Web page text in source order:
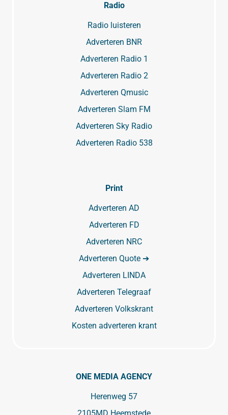
Radio
Radio luisteren
Adverteren BNR
Adverteren Radio 1
Adverteren Radio 2
Adverteren Qmusic
Adverteren Slam FM
Adverteren Sky Radio
Adverteren Radio 538
Print
Adverteren AD
Adverteren FD
Adverteren NRC
Adverteren Quote ➔
Adverteren LINDA
Adverteren Telegraaf
Adverteren Volkskrant
Kosten adverteren krant
ONE MEDIA AGENCY
Herenweg 57